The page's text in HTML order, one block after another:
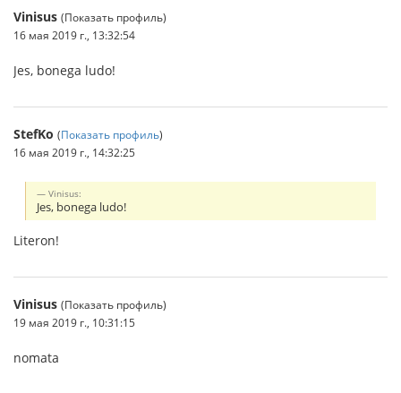
Vinisus (Показать профиль)
16 мая 2019 г., 13:32:54
Jes, bonega ludo!
StefKo (Показать профиль)
16 мая 2019 г., 14:32:25
Vinisus:
Jes, bonega ludo!
Literon!
Vinisus (Показать профиль)
19 мая 2019 г., 10:31:15
nomata